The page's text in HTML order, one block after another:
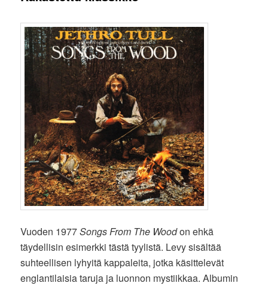
Vuoden 1977Songs From The Woodon ehkä
täydellisin esimerkki tästä tyylistä. Levy sisältää
suhteellisen lyhyitä kappaleita, jotka käsittelevät
englantilaisia taruja ja luonnon mystiikkaa. Albumin